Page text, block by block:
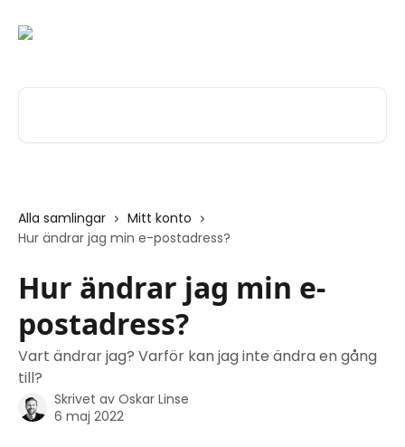
Alla samlingar
Mitt konto
Hur ändrar jag min e-postadress?
Hur ändrar jag min e-
postadress?
Vart ändrar jag? Varför kan jag inte ändra en gång
till?
Skrivet av Oskar Linse
6 maj 2022